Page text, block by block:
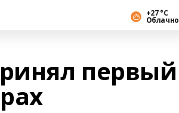
+27 °С
Облачно
первый